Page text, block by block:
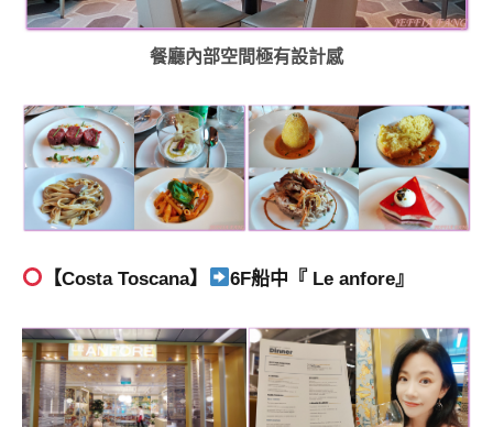
餐廳內部空間極有設計感
【Costa Toscana】 6F船中『 Le anfore』